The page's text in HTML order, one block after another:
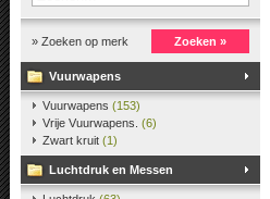
» Zoeken op merk Zoeken »
Vuurwapens
Vuurwapens (153)
Vrije Vuurwapens. (6)
Zwart kruit (1)
Luchtdruk en Messen